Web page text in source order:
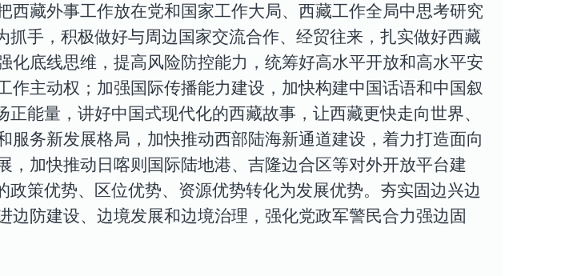
藏外事工作放在党和国家工作大局、西藏工作全局中思考研究
手，积极做好与周边国家交流合作、经贸往来，扎实做好西藏
化底线思维，提高风险防控能力，统筹好高水平开放和高水平安
主动权；加强国际传播能力建设，加快构建中国话语和中国叙
能量，讲好中国式现代化的西藏故事，让西藏更快走向世界、
服务新发展格局，加快推动西部陆海新通道建设，着力打造面向
加快推动日喀则国际陆地港、吉隆边合区等对外开放平台建
策优势、区位优势、资源优势转化为发展优势。 夯实固边兴边
边防建设、边境发展和边境治理，强化党政军警民合力强边固